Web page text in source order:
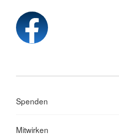
Spenden
Mitwirken